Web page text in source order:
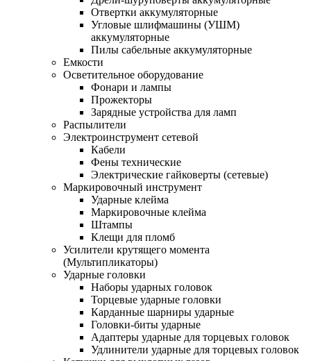
Отвертки аккумуляторные
Угловые шлифмашины (УШМ)
аккумуляторные
Пилы сабельные аккумуляторные
Емкости
Осветительное оборудование
Фонари и лампы
Прожекторы
Зарядные устройства для ламп
Распылители
Электроинструмент сетевой
Кабели
Фены технические
Электрические гайковерты (сетевые)
Маркировочный инструмент
Ударные клейма
Маркировочные клейма
Штампы
Клещи для пломб
Усилители крутящего момента
(Мультипликаторы)
Ударные головки
Наборы ударных головок
Торцевые ударные головки
Карданные шарниры ударные
Головки-биты ударные
Адаптеры ударные для торцевых головок
Удлинители ударные для торцевых головок